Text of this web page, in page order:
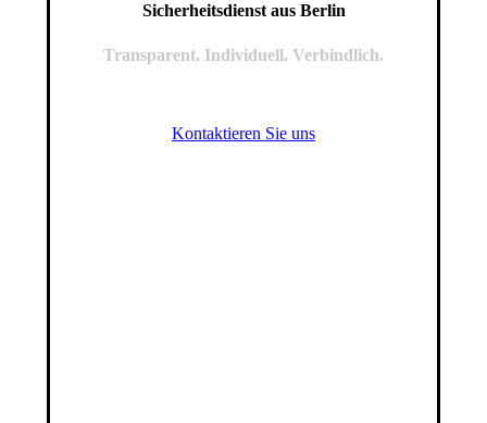
Sicherheitsdienst aus Berlin
Transparent. Individuell. Verbindlich.
Kontaktieren Sie uns